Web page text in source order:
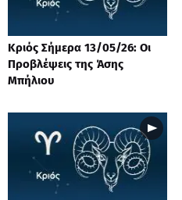
Κριός Σήμερα 13/05/26: Οι
Προβλέψεις της Άσης
Μπήλιου